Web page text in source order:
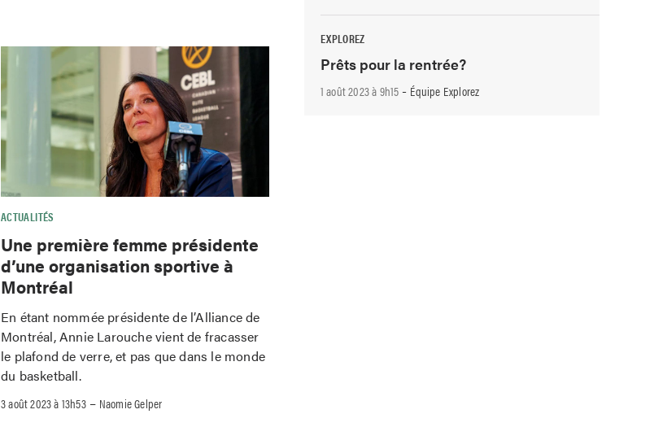
ACTUALITÉS
Une première femme présidente
d’une organisation sportive à
Montréal
En étant nommée présidente de l’Alliance de
Montréal, Annie Larouche vient de fracasser
le plafond de verre, et pas que dans le monde
du basketball.
3 août 2023 à 13h53– Naomie Gelper
EXPLOREZ
Prêts pour la rentrée?
1 août 2023 à 9h15 - Équipe Explorez